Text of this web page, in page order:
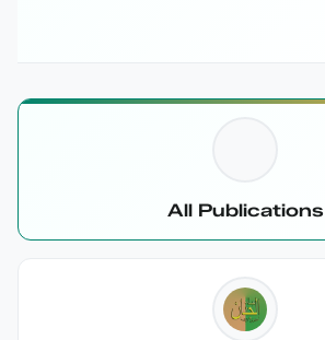
All Publications